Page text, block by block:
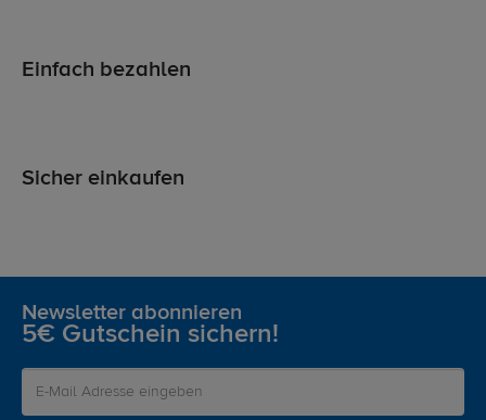
Einfach bezahlen
Sicher einkaufen
Newsletter abonnieren
5€ Gutschein sichern!